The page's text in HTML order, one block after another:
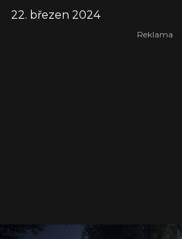
22. březen 2024